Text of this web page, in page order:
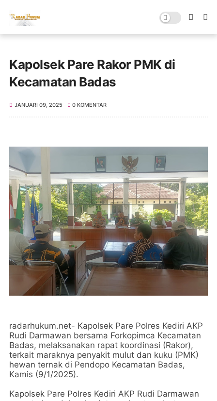
Kapolsek Pare Rakor PMK di
Kecamatan Badas
JANUARI 09, 2025 0 KOMENTAR
radarhukum.net- Kapolsek Pare Polres Kediri AKP
Rudi Darmawan bersama Forkopimca Kecamatan
Badas, melaksanakan rapat koordinasi (Rakor),
terkait maraknya penyakit mulut dan kuku (PMK)
hewan ternak di Pendopo Kecamatan Badas,
Kamis (9/1/2025).
Kapolsek Pare Polres Kediri AKP Rudi Darmawan